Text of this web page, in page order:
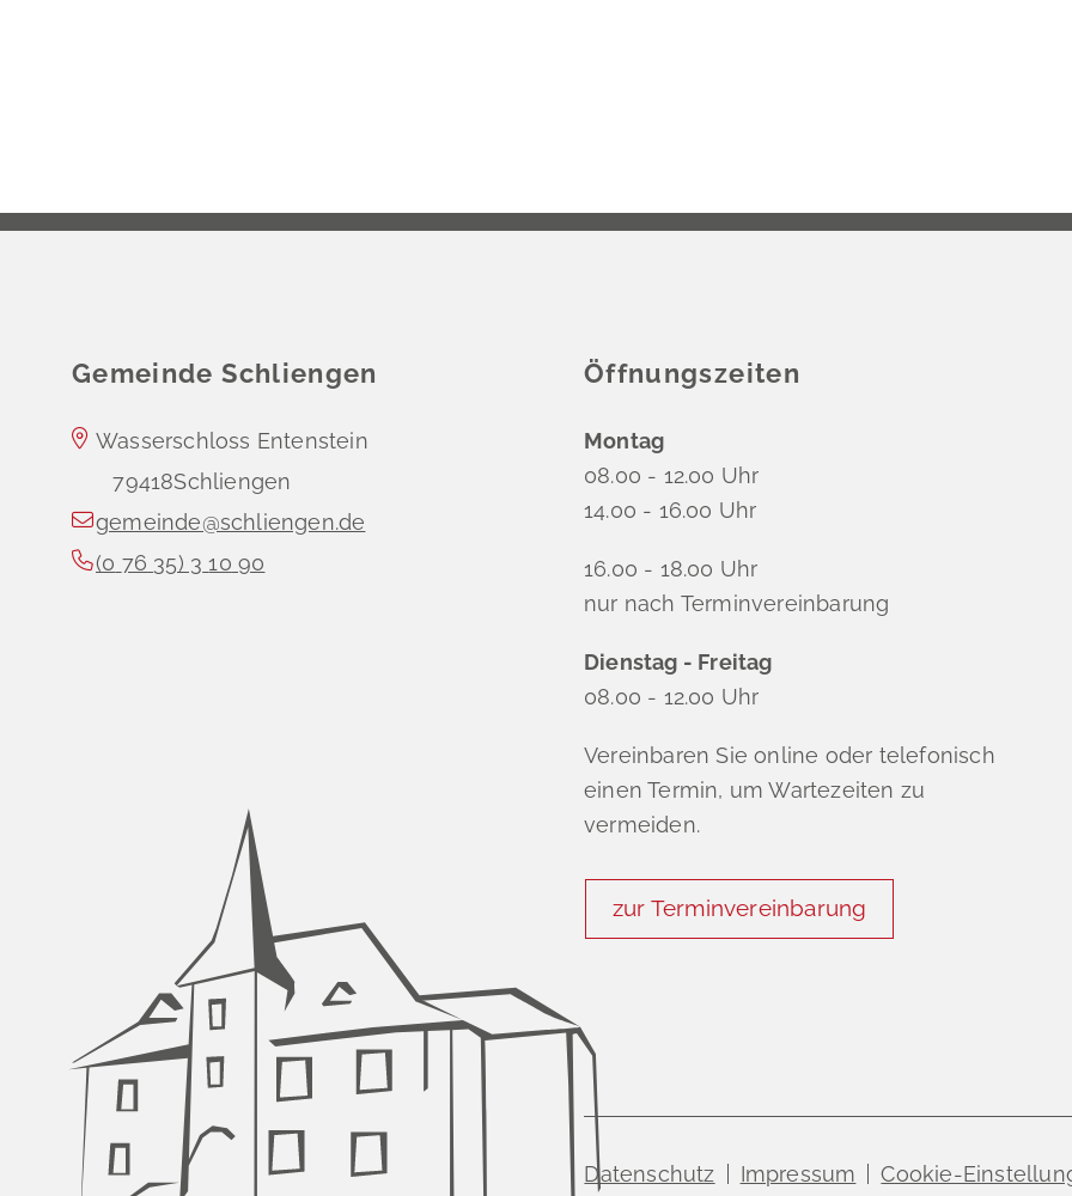
Gemeinde Schliengen
Wasserschloss Entenstein
79418Schliengen
gemeinde@schliengen.de
(0 76 35) 3 10 90
Öffnungszeiten
Montag
08.00 - 12.00 Uhr
14.00 - 16.00 Uhr
16.00 - 18.00 Uhr
nur nach Terminvereinbarung
Dienstag - Freitag
08.00 - 12.00 Uhr
Vereinbaren Sie online oder telefonisch
einen Termin, um Wartezeiten zu
vermeiden.
zur Terminvereinbarung
Datenschutz Impressum Cookie-